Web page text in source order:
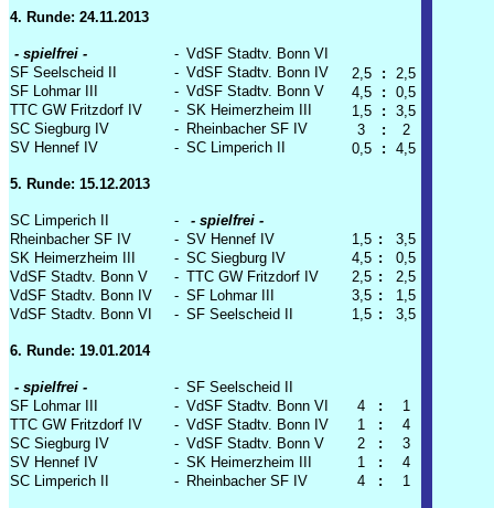
4. Runde: 24.11.2013
- spielfrei - - VdSF Stadtv. Bonn VI
SF Seelscheid II
- VdSF Stadtv. Bonn IV 2,5 :
2,5
SF Lohmar III
- VdSF Stadtv. Bonn V 4,5 :
0,5
TTC GW Fritzdorf IV
- SK Heimerzheim III 1,5 :
3,5
SC Siegburg IV
- Rheinbacher SF IV 3 :
2
SV Hennef IV
- SC Limperich II 0,5 : 4,5
5. Runde: 15.12.2013
SC Limperich II -
- spielfrei -
Rheinbacher SF IV
- SV Hennef IV 1,5 :
3,5
SK Heimerzheim III
- SC Siegburg IV 4,5 :
0,5
VdSF Stadtv. Bonn V
- TTC GW Fritzdorf IV 2,5 :
2,5
VdSF Stadtv. Bonn IV
- SF Lohmar III 3,5 :
1,5
VdSF Stadtv. Bonn VI
- SF Seelscheid II 1,5 : 3,5
6. Runde: 19.01.2014
- spielfrei - - SF Seelscheid II
SF Lohmar III
- VdSF Stadtv. Bonn VI 4 :
1
TTC GW Fritzdorf IV
- VdSF Stadtv. Bonn IV 1 :
4
SC Siegburg IV
- VdSF Stadtv. Bonn V 2 :
3
SV Hennef IV
- SK Heimerzheim III 1 :
4
SC Limperich II
- Rheinbacher SF IV 4 : 1